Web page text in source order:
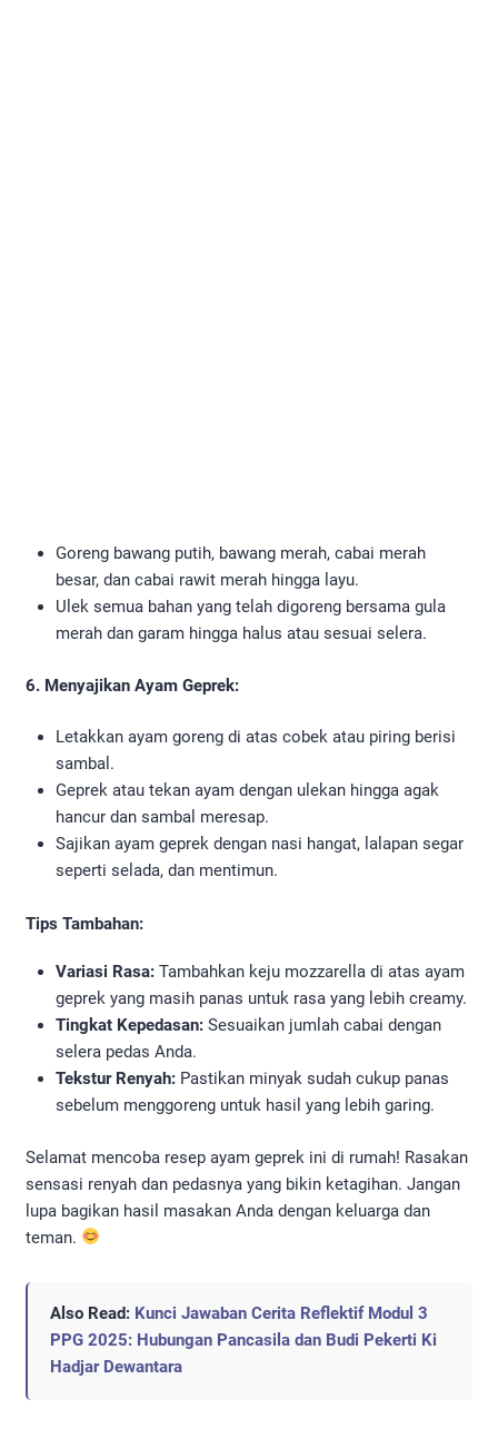
Goreng bawang putih, bawang merah, cabai merah
besar, dan cabai rawit merah hingga layu.
Ulek semua bahan yang telah digoreng bersama gula
merah dan garam hingga halus atau sesuai selera.
6. Menyajikan Ayam Geprek:
Letakkan ayam goreng di atas cobek atau piring berisi
sambal.
Geprek atau tekan ayam dengan ulekan hingga agak
hancur dan sambal meresap.
Sajikan ayam geprek dengan nasi hangat, lalapan segar
seperti selada, dan mentimun.
Tips Tambahan:
Variasi Rasa: Tambahkan keju mozzarella di atas ayam
geprek yang masih panas untuk rasa yang lebih creamy.
Tingkat Kepedasan: Sesuaikan jumlah cabai dengan
selera pedas Anda.
Tekstur Renyah: Pastikan minyak sudah cukup panas
sebelum menggoreng untuk hasil yang lebih garing.
Selamat mencoba resep ayam geprek ini di rumah! Rasakan
sensasi renyah dan pedasnya yang bikin ketagihan. Jangan
lupa bagikan hasil masakan Anda dengan keluarga dan
teman.
Also Read: Kunci Jawaban Cerita Reflektif Modul 3
PPG 2025: Hubungan Pancasila dan Budi Pekerti Ki
Hadjar Dewantara